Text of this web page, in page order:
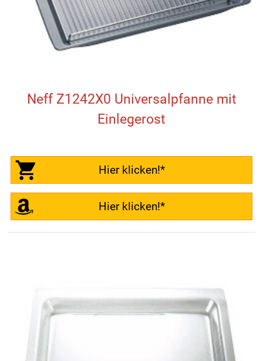
Neff Z1242X0 Universalpfanne mit
Einlegerost
Hier klicken!*
Hier klicken!*